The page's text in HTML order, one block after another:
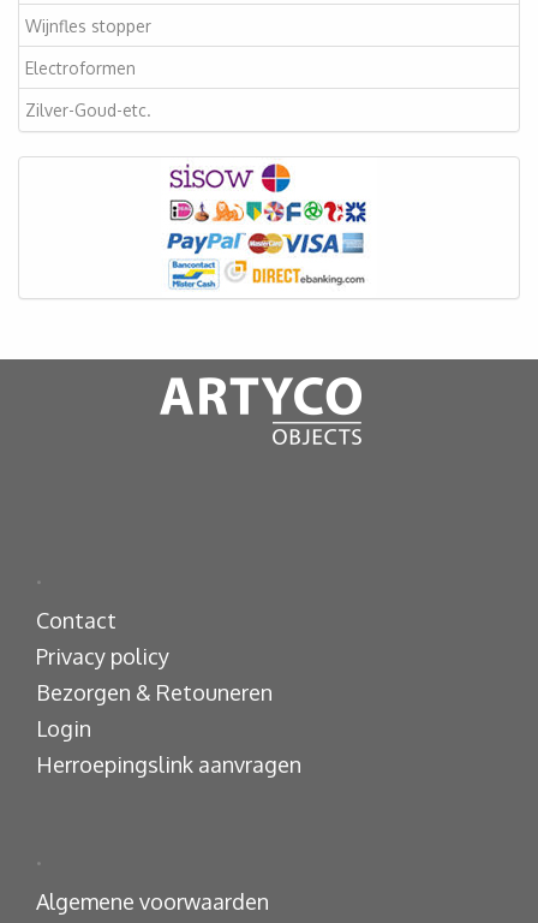
Wijnfles stopper
Electroformen
Zilver-Goud-etc.
.
Contact
Privacy policy
Bezorgen & Retouneren
Login
Herroepingslink aanvragen
.
Algemene voorwaarden